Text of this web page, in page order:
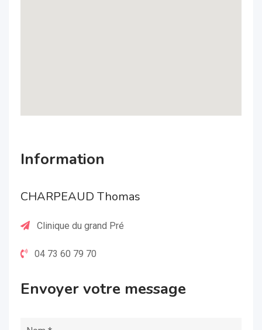
Information
CHARPEAUD Thomas
Clinique du grand Pré
04 73 60 79 70
Envoyer votre message